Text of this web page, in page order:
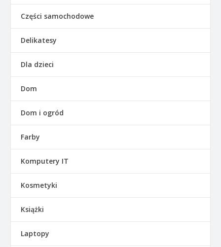
Części samochodowe
Delikatesy
Dla dzieci
Dom
Dom i ogród
Farby
Komputery IT
Kosmetyki
Książki
Laptopy